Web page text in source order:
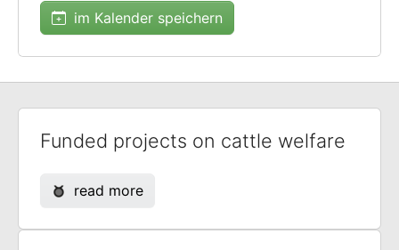
im Kalender speichern
Funded projects on cattle welfare
read more